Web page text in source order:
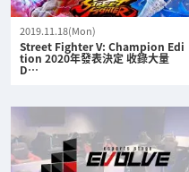
2019.11.18(Mon)
Street Fighter V: Champion Edi
tion 2020年發表決定 收錄大量
D…